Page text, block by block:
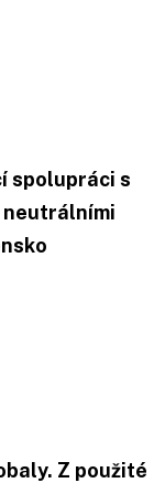
spolupráci s
neutrálními
Z použité